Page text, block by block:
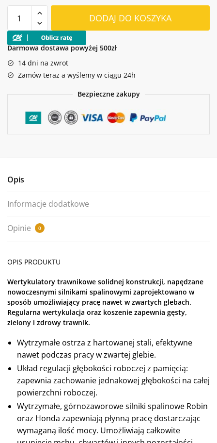
WERTYKULATOR
SPALINOWY
OLEO-
SCA
50
DODAJ DO KOSZYKA
Darmowa dostawa powyżej 500zł
14 dni na zwrot
Zamów teraz a wyślemy w ciągu 24h
Bezpieczne zakupy
Opis
Informacje dodatkowe
Opinie 0
OPIS PRODUKTU
Wertykulatory trawnikowe solidnej konstrukcji, napędzane
nowoczesnymi silnikami spalinowymi zaprojektowano w
sposób umożliwiający pracę nawet w zwartych glebach.
Regularna wertykulacja oraz koszenie zapewnia gęsty,
zielony i zdrowy trawnik.
Wytrzymałe ostrza z hartowanej stali, efektywne
nawet podczas pracy w zwartej glebie.
Układ regulacji głębokości roboczej z pamięcią:
zapewnia zachowanie jednakowej głębokości na całej
powierzchni roboczej.
Wytrzymałe, górnozaworowe silniki spalinowe Robin
oraz Honda zapewniają płynną pracę dostarczając
wymaganą ilość mocy. Umożliwiają całkowite